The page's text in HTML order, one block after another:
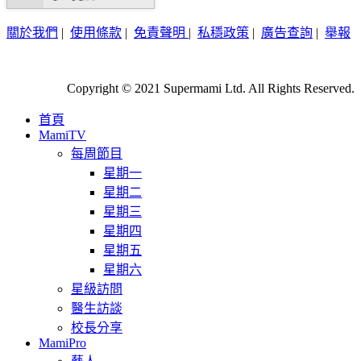
關於我們 | 使用條款 | 免責聲明 | 私穩政策 | 廣告查詢 | 舉報
Copyright © 2021 Supermami Ltd. All Rights Reserved.
首頁
MamiTV
每周節目
星期一
星期二
星期三
星期四
星期五
星期六
星級訪問
醫生訪談
校長分享
MamiPro